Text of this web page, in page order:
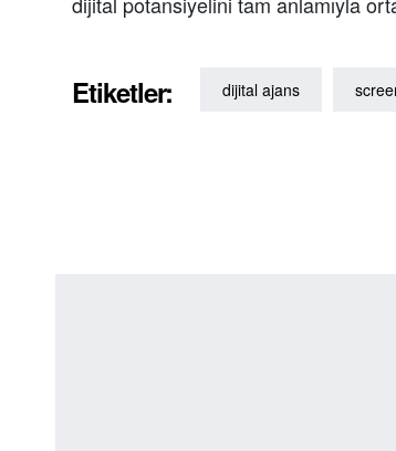
Etiketler: dijital ajans